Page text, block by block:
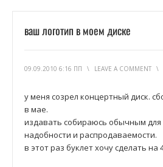
ваш логотип в моем диске
09.09.2010 6:16 ПП \ LEAVE A COMMENT \
у меня созрел концертный диск.
в мае.
издавать собираюсь обычным
надобности и распродаваемости.
в этот раз буклет хочу сделать на